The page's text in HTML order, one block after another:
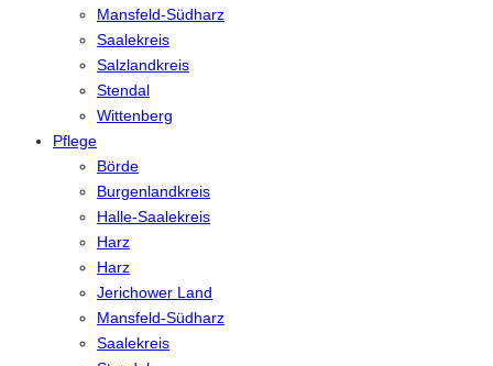
Mansfeld-Südharz
Saalekreis
Salzlandkreis
Stendal
Wittenberg
Pflege
Börde
Burgenlandkreis
Halle-Saalekreis
Harz
Harz
Jerichower Land
Mansfeld-Südharz
Saalekreis